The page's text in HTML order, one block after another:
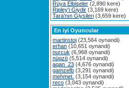
Rüya Elbiseler (2,890 kere)
Ripley'i Giydir (3,169 kere)
Tara'nın Giysileri (3,659 kere)
En iyi Oyuncular
martinstoj (23,564 oynandi)
erhan (10,651 oynandi)
nurcuk (6,968 oynandi)
nügzö (5,514 oynandi)
aqan_23 (4,676 oynandi)
gamzefb (3,291 oynandi)
mehmet. (3,154 oynandi)
reco (3,043 oynandi)